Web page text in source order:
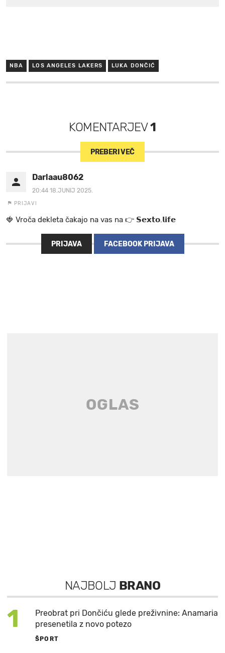
NBA LOS ANGELES LAKERS LUKA DONČIĆ
KOMENTARJEV1
PREBERI VEČ
Darlaau8062
20:44 18.JUNIJ 2025.
PRIJAVI
🍓 V r o č a d e k l e t a ča k a jo na va s n a 👉 𝗦𝗲𝘅𝘁𝗼.𝗹𝗶𝗳𝗲
PRIJAVA FACEBOOK PRIJAVA
NAJBOLJ BRANO
1
Preobrat pri Dončiću glede preživnine: Anamaria
presenetila z novo potezo
ŠPORT